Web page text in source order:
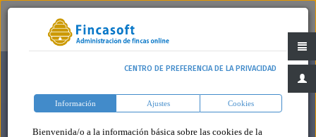
CENTRO DE PREFERENCIA DE LA PRIVACIDAD
Información Ajustes Cookies
Bienvenida/o a la información básica sobre las cookies de la